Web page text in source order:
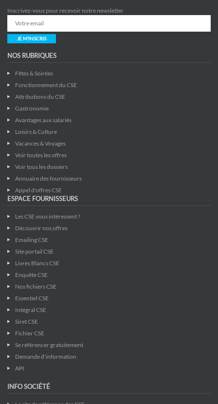
Inscrivez-vous pour recevoir notre newsletter
JE M'INSCRIS
NOS RUBRIQUES
Fêtes & Soirées
Fonctionnement du CSE
Attributions du CSE
Gastronomie
Avantages aux salariés
Loisirs & Culture
Vacances & Voyages
Voir toutes les offres
Voir tous les dossiers
Annuaire des fournisseurs
Appel d'offres CSE
ESPACE FOURNISSEURS
Les CSE vous intéressent ?
Découvrir nos offres
Emailing CSE
Site portail CSE
Livres Blancs CSE
Enquête CSE
Nos fichiers CSE
Essentiel CSE
Intégral CSE
Siret CSE
Fichier CSE
Se référencer gratuitement
Demande d'information
API
INFO SOCIÉTÉ